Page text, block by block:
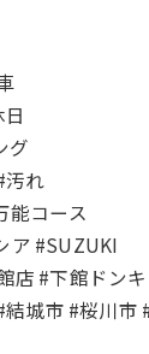
グ
汚れ
能コース
ア #SUZUKI
店 #下館ドンキ
城市 #桜川市